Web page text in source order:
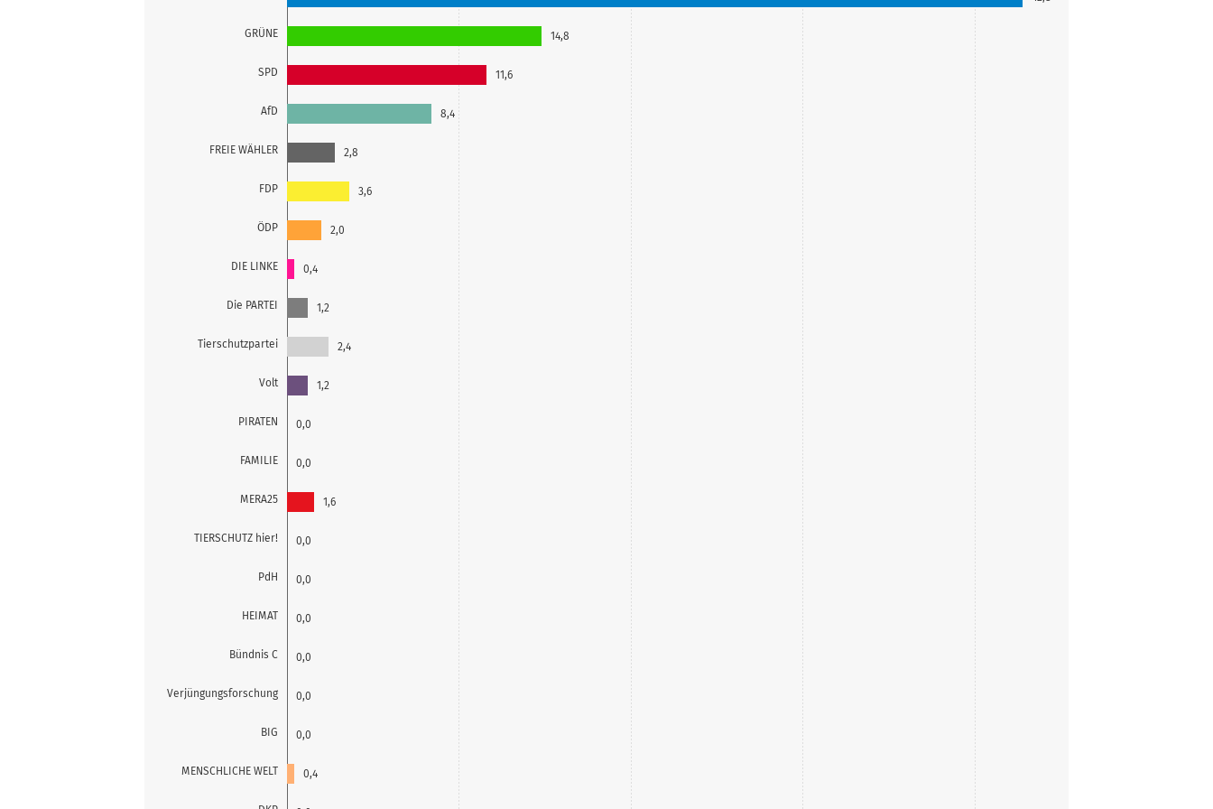
GRÜNE
SPD
AfD
FREIE WÄHLER
FDP
ÖDP
DIE LINKE
Die PARTEI
Tierschutzpartei
Volt
PIRATEN
FAMILIE
MERA25
TIERSCHUTZ hier!
PdH
HEIMAT
Bündnis C
Verjüngungsforschung
BIG
MENSCHLICHE WELT
14,8
11,6
8,4
2,8
3,6
2,0
0,4
1,2
2,4
1,2
0,0
0,0
1,6
0,0
0,0
0,0
0,0
0,0
0,0
0,4